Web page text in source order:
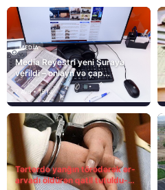
MEDİA
Media Reyestri yeni Şuraya
verildi – onlayn və çap
mediasını nə gözləyir?
7 Avq • 15:14
Tərtərdə yanğın törədərək ər-
arvadı öldürən qatil tutuldu-